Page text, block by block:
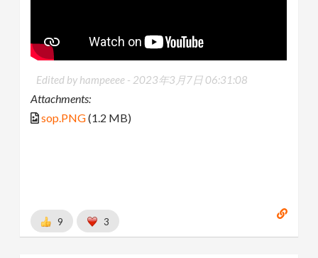
Edited by hampeeee - 2023年3月7日 06:31:08
Attachments:
sop.PNG(1.2 MB)
9 3